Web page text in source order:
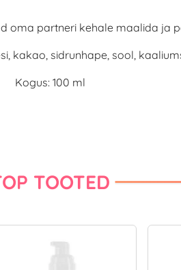
oma partneri kehale maalida ja
kakao, sidrunhape, sool,
Kogus: 100 ml
TOOTED